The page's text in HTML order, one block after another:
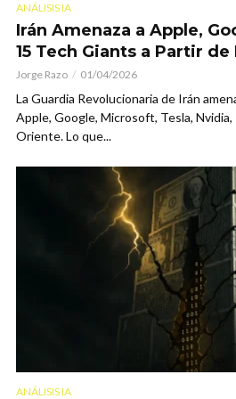
ANÁLISIS IA
Irán Amenaza a Apple,
15 Tech Giants a Partir de
Jorge Razo 01/04/2026
La Guardia Revolucionaria de Irán
Apple, Google, Microsoft, Tesla,
Oriente. Lo que...
ANÁLISIS IA